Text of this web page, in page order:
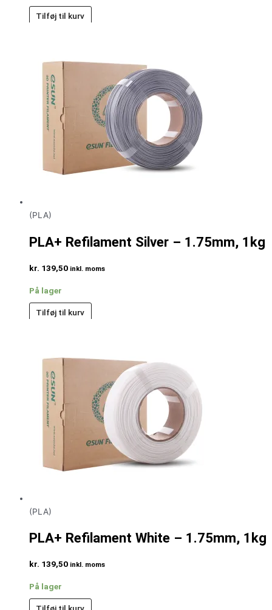
Tilføj til kurv
(PLA)
PLA+ Refilament Silver – 1.75mm, 1kg
kr. 139,50 inkl. moms
På lager
Tilføj til kurv
(PLA)
PLA+ Refilament White – 1.75mm, 1kg
kr. 139,50 inkl. moms
På lager
Tilføj til kurv